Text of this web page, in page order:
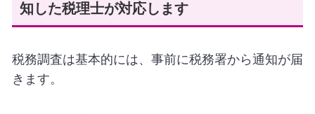
知した税理士が対応します
税務調査は基本的には、事前に税務署から通知が届
きます。